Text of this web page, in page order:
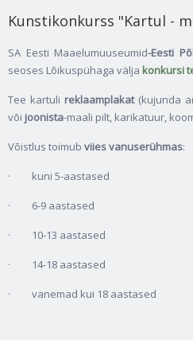
Kunstikonkurss "Kartul -
SA Eesti Maaelumuuseumid-Eesti
seoses Lõikuspühaga välja konkursi
Tee kartuli reklaamplakat(kujunda
või joonista-maali pilt, karikatuur,
Võistlus toimub viies vanuserühmas:
· kuni 5-aastased
· 6-9 aastased
· 10-13 aastased
· 14-18 aastased
· vanemad kui 18 aastased